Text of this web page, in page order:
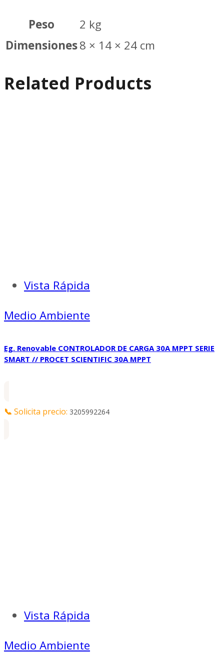
Peso
2 kg
Dimensiones8 × 14 × 24 cm
Related Products
Vista Rápida
Medio Ambiente
Eg. Renovable CONTROLADOR DE CARGA 30A MPPT SERIE
SMART // PROCET SCIENTIFIC 30A MPPT
📞 Solicita precio: 3205992264
Vista Rápida
Medio Ambiente